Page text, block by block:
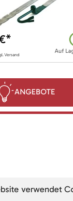
Auf
Versand
ANGEBOTE
verwendet